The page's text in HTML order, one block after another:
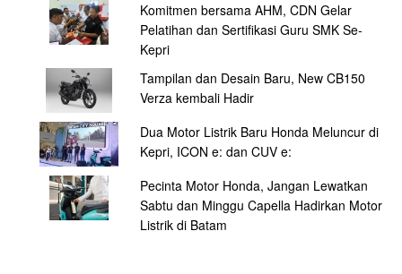
Komitmen bersama AHM, CDN Gelar
Pelatihan dan Sertifikasi Guru SMK Se-
Kepri
Tampilan dan Desain Baru, New CB150
Verza kembali Hadir
Dua Motor Listrik Baru Honda Meluncur di
Kepri, ICON e: dan CUV e:
Pecinta Motor Honda, Jangan Lewatkan
Sabtu dan Minggu Capella Hadirkan Motor
Listrik di Batam